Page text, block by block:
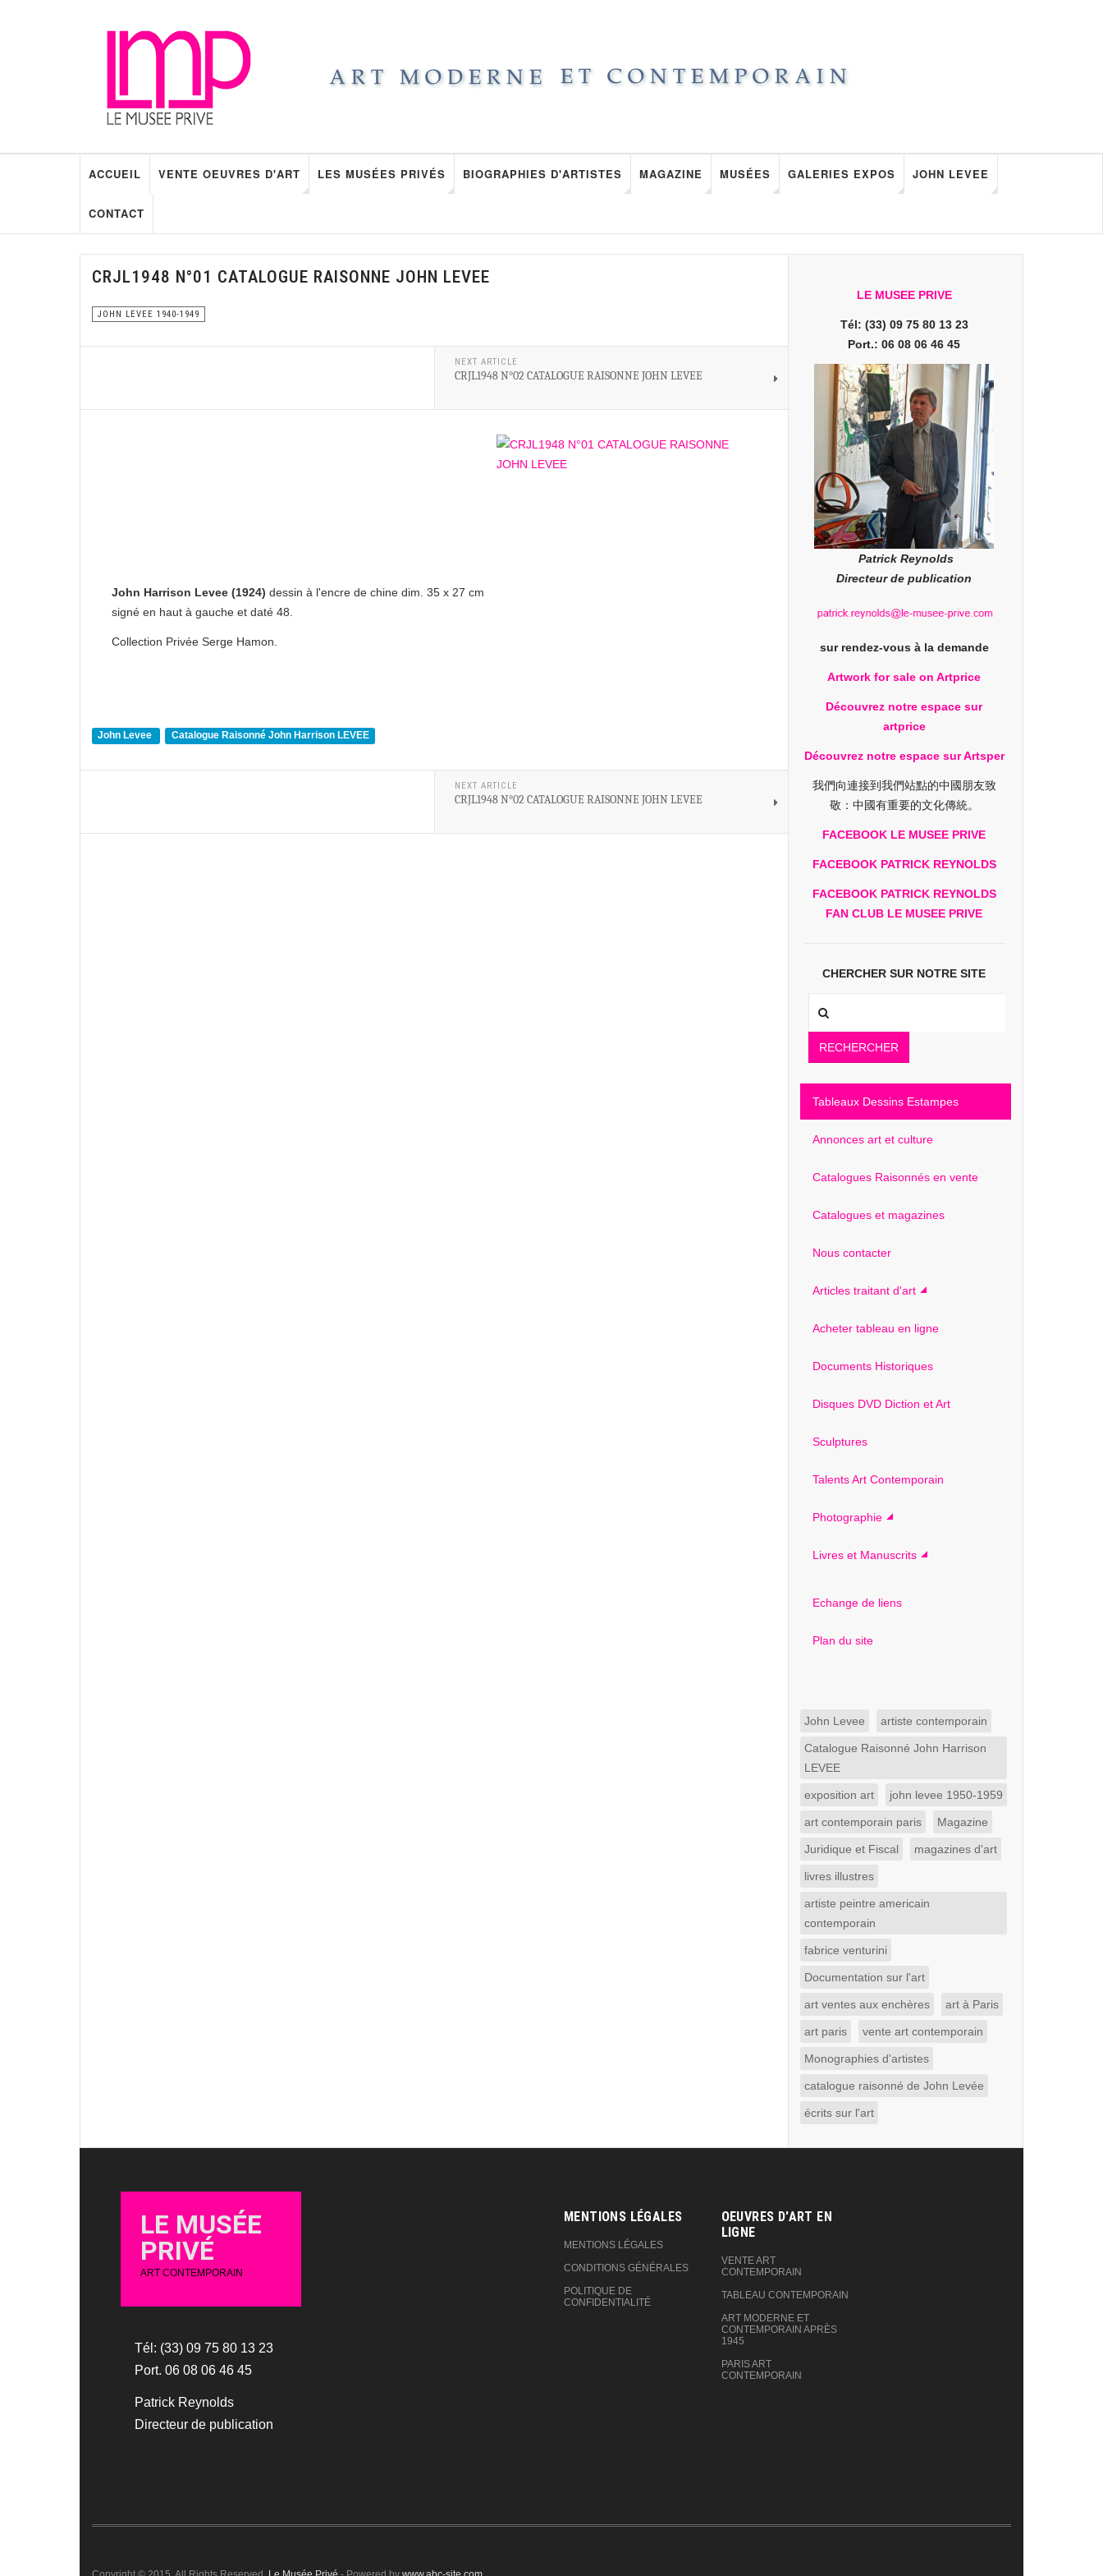
ACCUEIL VENTE OEUVRES D'ART LES MUSÉES PRIVÉS BIOGRAPHIES D'ARTISTES MAGAZINE MUSÉES GALERIES EXPOS JOHN LEVEE
CONTACT
CRJL1948 N°01 CATALOGUE RAISONNE JOHN LEVEE
JOHN LEVEE 1940-1949
NEXT ARTICLE
CRJL1948 N°02 CATALOGUE RAISONNE JOHN LEVEE
John Harrison Levee (1924) dessin à l'encre de chine dim. 35 x 27 cm
signé en haut à gauche et daté 48.
Collection Privée Serge Hamon.
John Levee Catalogue Raisonné John Harrison LEVEE
NEXT ARTICLE
CRJL1948 N°02 CATALOGUE RAISONNE JOHN LEVEE
LE MUSEE PRIVE
Tél: (33) 09 75 80 13 23
Port.: 06 08 06 46 45
Patrick Reynolds
Directeur de publication
sur rendez-vous à la demande
Artwork for sale on Artprice
Découvrez notre espace sur
artprice
Découvrez notre espace sur Artsper
我們向連接到我們站點的中國朋友致
敬：中國有重要的文化傳統。
FACEBOOK LE MUSEE PRIVE
FACEBOOK PATRICK REYNOLDS
FACEBOOK PATRICK REYNOLDS
FAN CLUB LE MUSEE PRIVE
CHERCHER SUR NOTRE SITE
RECHERCHER
Tableaux Dessins Estampes
Annonces art et culture
Catalogues Raisonnés en vente
Catalogues et magazines
Nous contacter
Articles traitant d'art
Acheter tableau en ligne
Documents Historiques
Disques DVD Diction et Art
Sculptures
Talents Art Contemporain
Photographie
Livres et Manuscrits
Echange de liens
Plan du site
John Levee artiste contemporain
Catalogue Raisonné John Harrison
LEVEE
exposition art john levee 1950-1959
art contemporain paris Magazine
Juridique et Fiscal magazines d'art
livres illustres
artiste peintre americain
contemporain
fabrice venturini
Documentation sur l'art
art ventes aux enchères art à Paris
art paris vente art contemporain
Monographies d'artistes
catalogue raisonné de John Levée
écrits sur l'art
LE MUSÉE
PRIVÉ
ART CONTEMPORAIN
Tél: (33) 09 75 80 13 23
Port. 06 08 06 46 45
Patrick Reynolds
Directeur de publication
MENTIONS LÉGALES
MENTIONS LÉGALES
CONDITIONS GÉNÉRALES
POLITIQUE DE
CONFIDENTIALITÉ
OEUVRES D'ART EN
LIGNE‎
VENTE ART
CONTEMPORAIN
TABLEAU CONTEMPORAIN
ART MODERNE ET
CONTEMPORAIN APRÈS
1945
PARIS ART
CONTEMPORAIN